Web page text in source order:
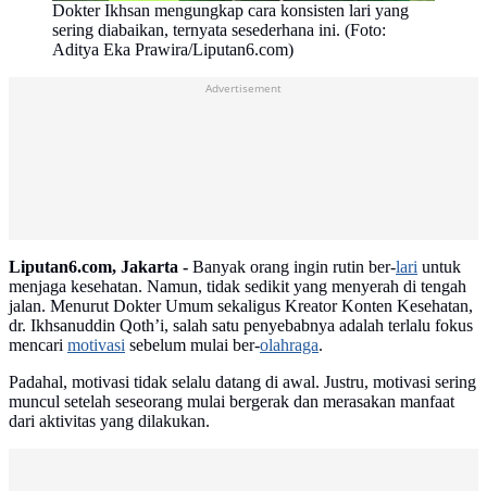
Dokter Ikhsan mengungkap cara konsisten lari yang
sering diabaikan, ternyata sesederhana ini. (Foto:
Aditya Eka Prawira/Liputan6.com)
Advertisement
Liputan6.com, Jakarta - Banyak orang ingin rutin ber-lari untuk
menjaga kesehatan. Namun, tidak sedikit yang menyerah di tengah
jalan. Menurut Dokter Umum sekaligus Kreator Konten Kesehatan,
dr. Ikhsanuddin Qoth’i, salah satu penyebabnya adalah terlalu fokus
mencari motivasi sebelum mulai ber-olahraga.
Padahal, motivasi tidak selalu datang di awal. Justru, motivasi sering
muncul setelah seseorang mulai bergerak dan merasakan manfaat
dari aktivitas yang dilakukan.